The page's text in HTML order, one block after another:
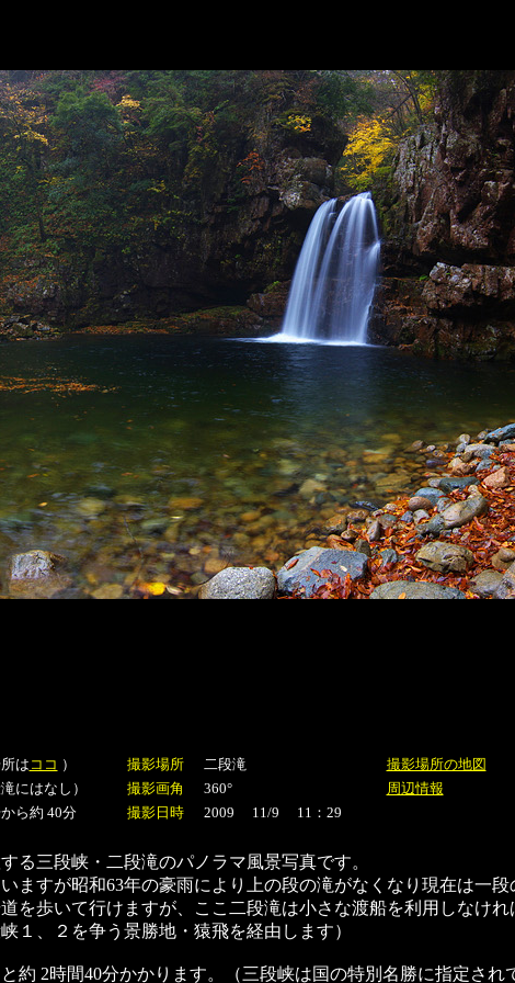
はココ ） 撮影場所 二段滝
撮影場所の地図
にはなし） 撮影画角 360°
周辺情報
ら約 40分 撮影日時 2009 11/9 11：29
る三段峡・二段滝のパノラマ風景写真です。
ますが昭和63年の豪雨により上の段の滝がなくなり現在は一段
を歩いて行けますが、ここ二段滝は小さな渡船を利用しなけれ
１、２を争う景勝地・猿飛を経由します）
約 2時間40分かかります。（三段峡は国の特別名勝に指定され